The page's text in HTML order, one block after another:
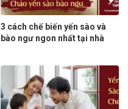
3 cách chế biến yến sào và
bào ngư ngon nhất tại nhà